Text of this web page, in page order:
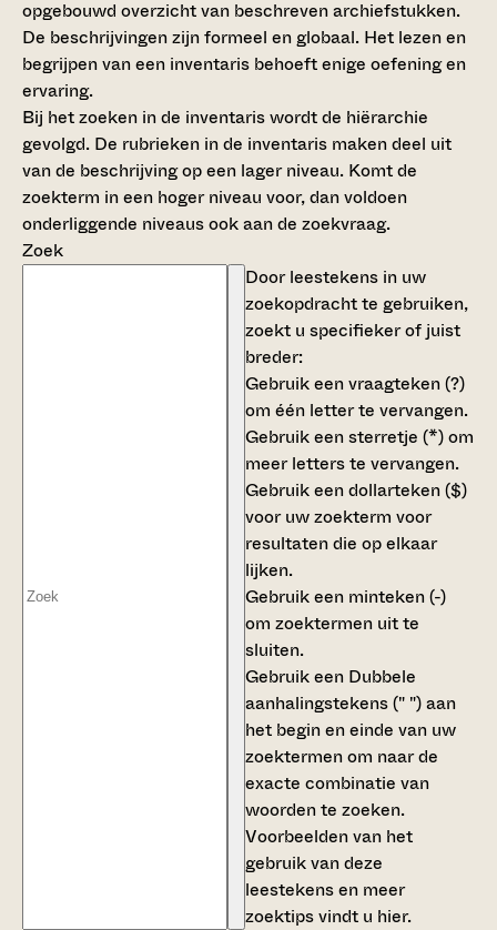
opgebouwd overzicht van beschreven archiefstukken.
De beschrijvingen zijn formeel en globaal. Het lezen en
begrijpen van een inventaris behoeft enige oefening en
ervaring.
Bij het zoeken in de inventaris wordt de hiërarchie
gevolgd. De rubrieken in de inventaris maken deel uit
van de beschrijving op een lager niveau. Komt de
zoekterm in een hoger niveau voor, dan voldoen
onderliggende niveaus ook aan de zoekvraag.
Zoek
Door leestekens in uw
zoekopdracht te gebruiken,
zoekt u specifieker of juist
breder:
Gebruik eenvraagteken (?)
om één letter te vervangen.
Gebruik eensterretje (*)om
meer letters te vervangen.
Gebruik eendollarteken ($)
voor uw zoekterm voor
resultaten die op elkaar
lijken.
Gebruik een minteken (-)
om zoektermen uit te
sluiten.
Gebruik een Dubbele
aanhalingstekens (" ")aan
het begin en einde van uw
zoektermen om naar de
exacte combinatie van
woorden te zoeken.
Voorbeelden van het
gebruik van deze
leestekens en meer
zoektips vindt u hier.